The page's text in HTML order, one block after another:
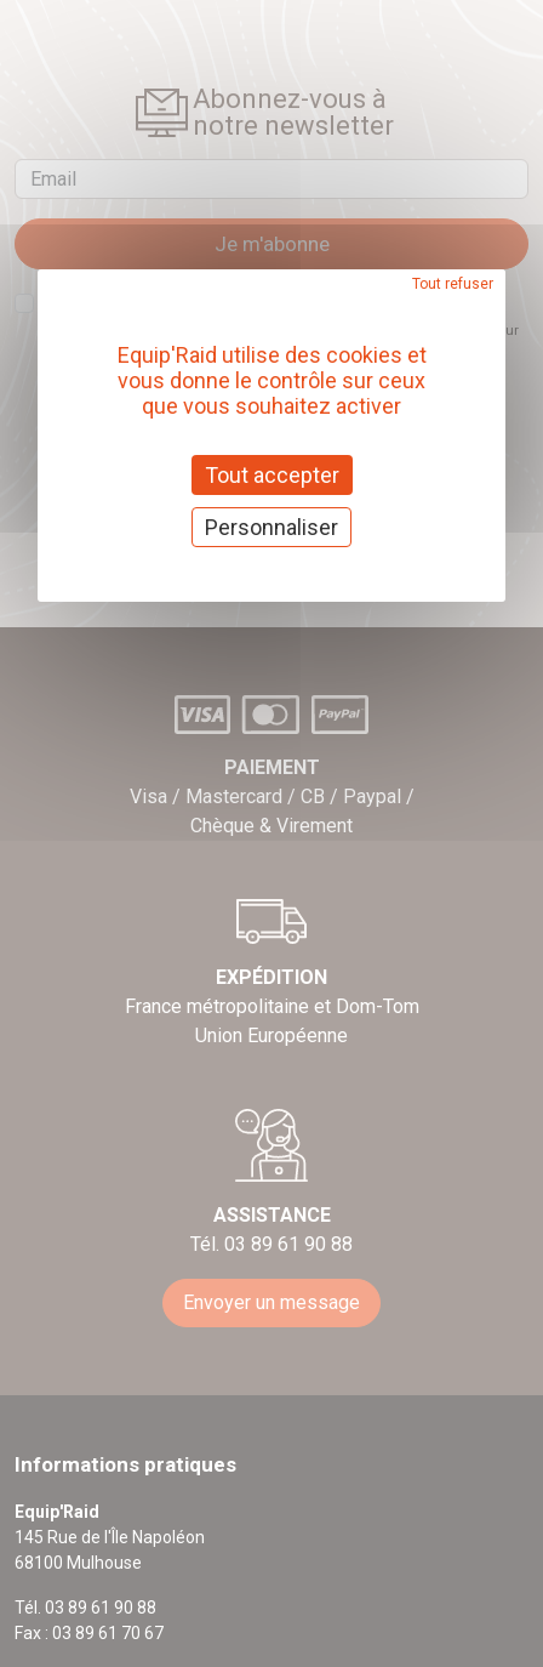
Abonnez-vous à
notre newsletter
Email
Je m'abonne
proposés. Ce choix est modifiable à tout moment et reste sans incidence sur
mon inscription.
Offrez nos chèques
cadeaux
J'offre des chèques cadeaux
PAIEMENT
Visa / Mastercard / CB / Paypal /
Chèque & Virement
EXPÉDITION
France métropolitaine et Dom-Tom
Union Européenne
ASSISTANCE
Tél. 03 89 61 90 88
Envoyer un message
Informations pratiques
Equip'Raid
145 Rue de l'Île Napoléon
68100 Mulhouse
Tél. 03 89 61 90 88
Fax : 03 89 61 70 67
Equip'Raid utilise des cookies et
vous donne le contrôle sur ceux
que vous souhaitez activer
Tout accepter
Tout refuser
Personnaliser